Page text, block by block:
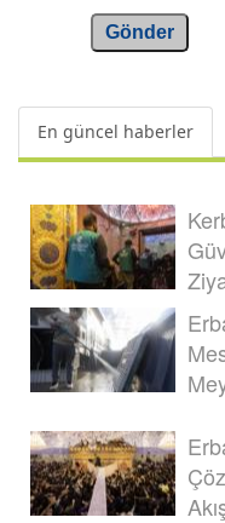
Gönder
En güncel haberler